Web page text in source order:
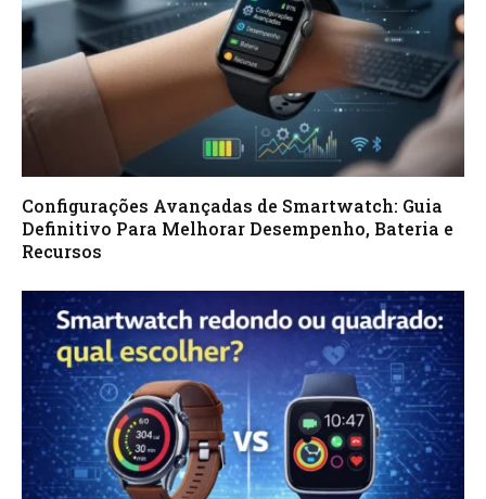
Configurações Avançadas de Smartwatch: Guia
Definitivo Para Melhorar Desempenho, Bateria e
Recursos